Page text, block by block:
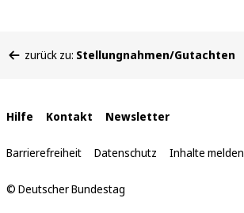
befinden
zurück zu: Stellungnahmen/Gutachten
Interne
Links
Hilfe Kontakt Newsletter
Barrierefreiheit Datenschutz Inhalte melden
© Deutscher Bundestag